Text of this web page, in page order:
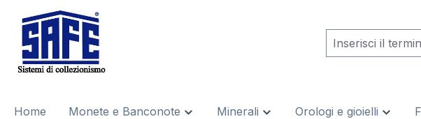
Passa alla navigazione principale
Home Monete e Banconote Minerali Orologi e gioielli